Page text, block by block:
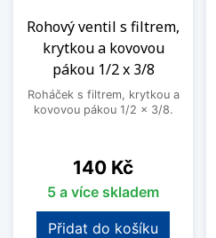
Rohový ventil s filtrem,
krytkou a kovovou
pákou 1/2 x 3/8
Roháček s filtrem, krytkou a
kovovou pákou 1/2 x 3/8.
Cena
140 Kč
5 a více skladem
Přidat do košíku